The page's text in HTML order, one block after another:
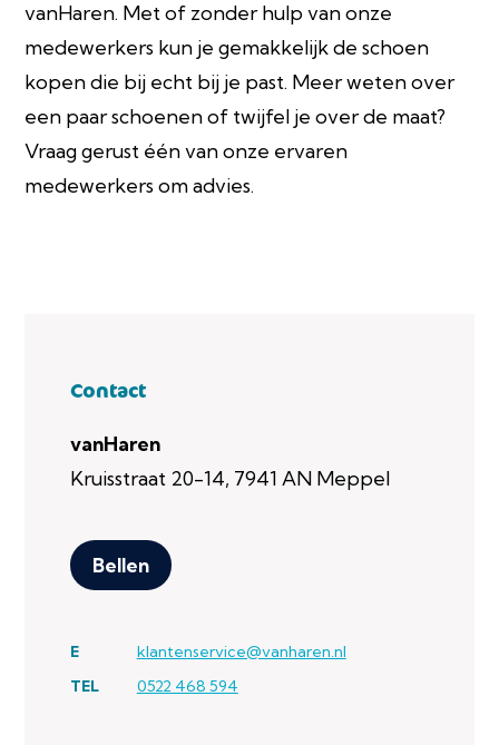
vanHaren. Met of zonder hulp van onze
medewerkers kun je gemakkelijk de schoen
kopen die bij echt bij je past. Meer weten over
een paar schoenen of twijfel je over de maat?
Vraag gerust één van onze ervaren
medewerkers om advies.
Contact
vanHaren
Kruisstraat 20-14, 7941 AN Meppel
Bellen
E
klantenservice@vanharen.nl
TEL
0522 468 594